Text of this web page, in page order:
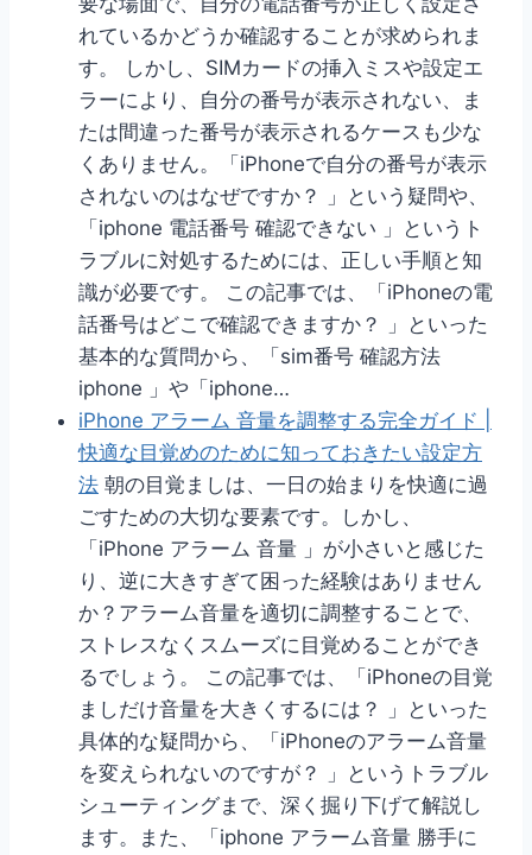
れているかどうか確認することが求められま
す。 しかし、SIMカードの挿入ミスや設定エ
ラーにより、自分の番号が表示されない、ま
たは間違った番号が表示されるケースも少な
くありません。「iPhoneで自分の番号が表示
されないのはなぜですか？ 」という疑問や、
「iphone 電話番号 確認できない 」というト
ラブルに対処するためには、正しい手順と知
識が必要です。 この記事では、「iPhoneの電
話番号はどこで確認できますか？ 」といった
基本的な質問から、「sim番号 確認方法
iphone 」や「iphone…
iPhone アラーム 音量を調整する完全ガイド |
快適な目覚めのために知っておきたい設定方
法 朝の目覚ましは、一日の始まりを快適に過
ごすための大切な要素です。しかし、
「iPhone アラーム 音量 」が小さいと感じた
り、逆に大きすぎて困った経験はありません
か？アラーム音量を適切に調整することで、
ストレスなくスムーズに目覚めることができ
るでしょう。 この記事では、「iPhoneの目覚
ましだけ音量を大きくするには？ 」といった
具体的な疑問から、「iPhoneのアラーム音量
を変えられないのですが？ 」というトラブル
シューティングまで、深く掘り下げて解説し
ます。また、「iphone アラーム音量 勝手に